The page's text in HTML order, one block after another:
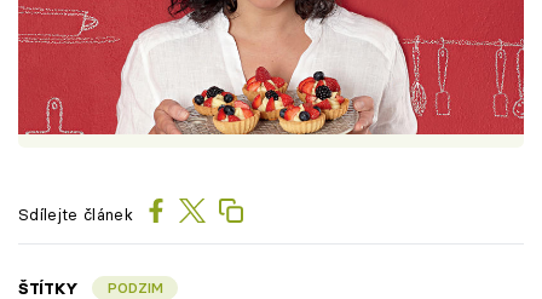
Sdílejte článek
ŠTÍTKY PODZIM